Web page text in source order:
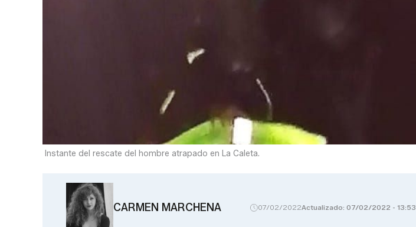
Instante del rescate del hombre atrapado en La Caleta.
CARMEN MARCHENA 07/02/2022Actualizado: 07/02/2022 - 13:53